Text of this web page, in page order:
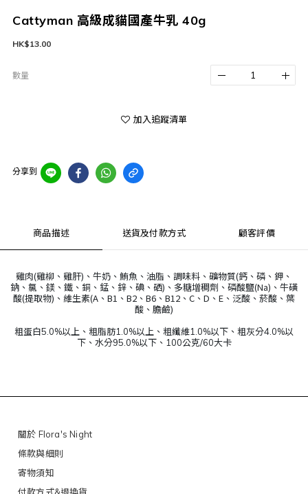
Cattyman 高級成貓國產牛乳 40g
HK$13.00
數量
加入追蹤清單
分享到
商品描述 送貨及付款方式 顧客評價
雞肉(雞柳、雞肝)、牛奶、鮪魚、油脂、調味料、礦物質(鈣、磷、鉀、
鈉、氯、鎂、鐵、銅、錳、鋅、碘、硒)、多糖增稠劑、磷酸鹽(Na)、牛磺
酸(提取物)、維生素(A、B1、B2、B6、B12、C、D、E、泛酸、菸酸、葉
酸、膽鹼)
粗蛋白5.0%以上、粗脂肪1.0%以上、粗纖維1.0%以下、粗灰分4.0%以
下、水分95.0%以下、100公克/60大卡
關於 Flora's Night
條款與細則
寄物須知